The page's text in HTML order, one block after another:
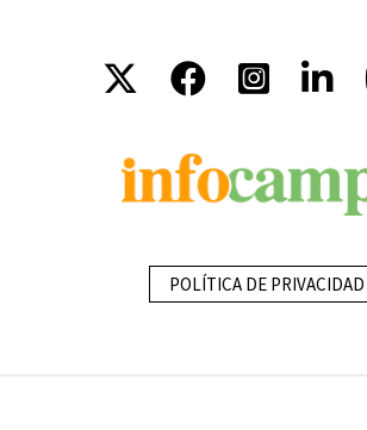
POLÍTICA DE PRIVACIDAD